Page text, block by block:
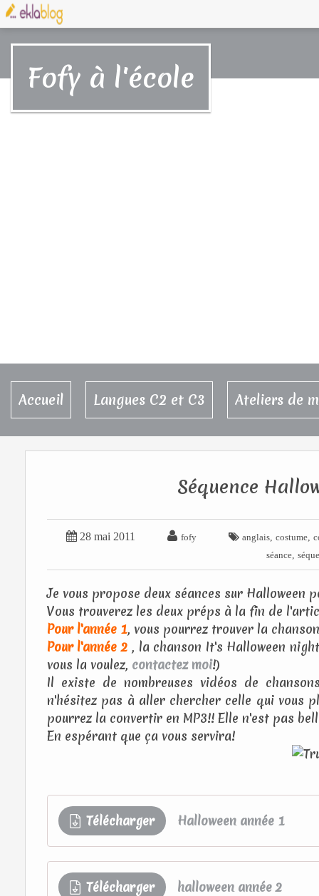
Fofy à l'école
Accueil Langues C2 et C3 Ateliers de
Séquence
 28 mai 2011  fofy  anglais, costume,
séance
Je vous propose deux séances sur Halloween
Vous trouverez les deux préps à la fin de
Pour l'année 1, vous pourrez trouver la
Pour l'année 2 , la chanson It's Halloween
vous la voulez, contactez moi!)
Il existe de nombreuses vidéos de
n'hésitez pas à aller chercher celle qui vous
pourrez la convertir en MP3!! Elle n'est pas
En espérant que ça vous servira!
Télécharger Halloween année 1
Télécharger halloween année 2